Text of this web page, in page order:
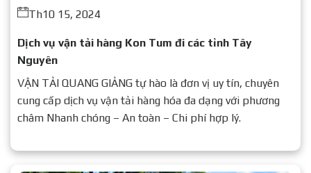
Th10 15, 2024
Dịch vụ vận tải hàng Kon Tum đi các tỉnh Tây
Nguyên
VẬN TẢI QUANG GIẢNG tự hào là đơn vị uy tín, chuyên
cung cấp dịch vụ vận tải hàng hóa đa dạng với phương
châm Nhanh chóng – An toàn – Chi phí hợp lý.